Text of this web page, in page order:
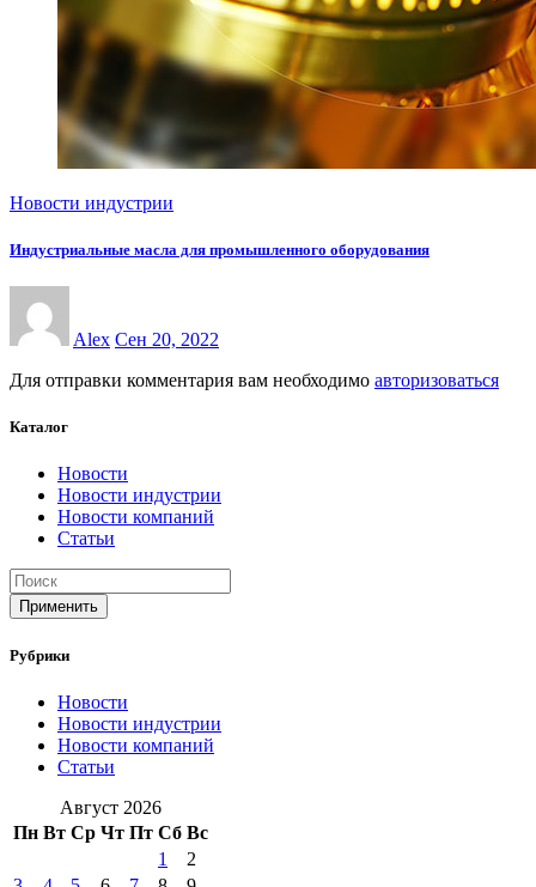
Новости индустрии
Индустриальные масла для промышленного оборудования
Alex Сен 20, 2022
Для отправки комментария вам необходимо авторизоваться
Каталог
Новости
Новости индустрии
Новости компаний
Статьи
Применить
Рубрики
Новости
Новости индустрии
Новости компаний
Статьи
Август 2026
Пн Вт Ср Чт Пт Сб Вс
1
2